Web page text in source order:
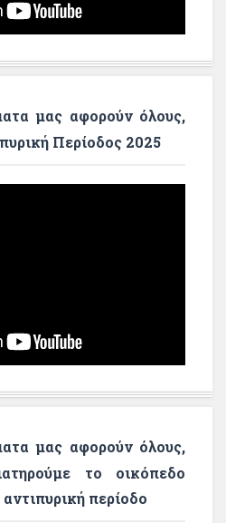
μας αφορούν όλους,
Περίοδος 2025
μας αφορούν όλους,
το οικόπεδο
περίοδο